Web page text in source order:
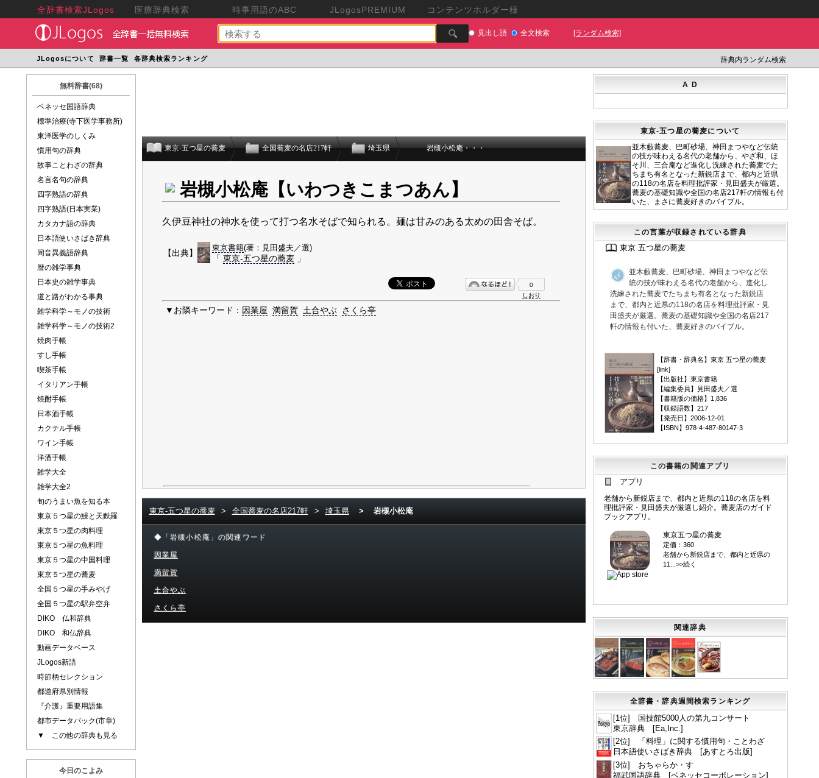
全辞書検索JLogos 医療辞典検索 時事用語のABC JLogosPREMIUM コンテンツホルダー様
見出し語 全文検索 [ランダム検索]
JLogosについて 辞書一覧 各辞典検索ランキング 辞典内ランダム検索
無料辞書(68)
ベネッセ国語辞典
標準治療(寺下医学事務所)
東洋医学のしくみ
慣用句の辞典
故事ことわざの辞典
名言名句の辞典
四字熟語の辞典
四字熟語(日本実業)
カタカナ語の辞典
日本語使いさばき辞典
同音異義語辞典
暦の雑学事典
日本史の雑学事典
道と路がわかる事典
雑学科学～モノの技術
雑学科学～モノの技術2
焼肉手帳
すし手帳
喫茶手帳
イタリアン手帳
焼酎手帳
日本酒手帳
カクテル手帳
ワイン手帳
洋酒手帳
雑学大全
雑学大全2
旬のうまい魚を知る本
東京５つ星の鰻と天麩羅
東京５つ星の肉料理
東京５つ星の魚料理
東京５つ星の中国料理
東京５つ星の蕎麦
全国５つ星の手みやげ
全国５つ星の駅弁空弁
DIKO 仏和辞典
DIKO 和仏辞典
動画データベース
JLogos新語
時節柄セレクション
都道府県別情報
『介護』重要用語集
都市データパック(市章)
▼ この他の辞典も見る
今日のこよみ
東京-五つ星の蕎麦 全国蕎麦の名店217軒 埼玉県 岩槻小松庵・・・
岩槻小松庵【いわつきこまつあん】
久伊豆神社の神水を使って打つ名水そばで知られる。麺は甘みのある太めの田舎そば。
【出典】
東京書籍(著：見田盛夫／選)
「 東京-五つ星の蕎麦」
0
しおり
▼お隣キーワード： 因業屋 満留賀 土合やぶ さくら亭
東京-五つ星の蕎麦 > 全国蕎麦の名店217軒 > 埼玉県 > 岩槻小松庵
◆「岩槻小松庵」の関連ワード
因業屋
満留賀
土合やぶ
さくら亭
A D
東京-五つ星の蕎麦について
並木藪蕎麦、巴町砂場、神田まつやなど伝統
の技が味わえる名代の老舗から、やざ和、ほ
そ川、三合庵など進化し洗練された蕎麦でた
ちまち有名となった新鋭店まで、都内と近県
の118の名店を料理批評家・見田盛夫が厳選。
蕎麦の基礎知識や全国の名店217軒の情報も付
いた、まさに蕎麦好きのバイブル。
この言葉が収録されている辞典
東京 五つ星の蕎麦
並木藪蕎麦、巴町砂場、神田まつやなど伝
統の技が味わえる名代の老舗から、進化し
洗練された蕎麦でたちまち有名となった新鋭店
まで、都内と近県の118の名店を料理批評家・見
田盛夫が厳選。蕎麦の基礎知識や全国の名店217
軒の情報も付いた、蕎麦好きのバイブル。
【辞書・辞典名】東京 五つ星の蕎麦
[link]
【出版社】東京書籍
【編集委員】見田盛夫／選
【書籍版の価格】1,836
【収録語数】217
【発売日】2006-12-01
【ISBN】978-4-487-80147-3
この書籍の関連アプリ
アプリ
老舗から新鋭店まで、都内と近県の118の名店を料
理批評家・見田盛夫が厳選し紹介。蕎麦店のガイド
ブックアプリ。
東京五つ星の蕎麦
定価：360
老舗から新鋭店まで、都内と近県の
11...>>続く
関連辞典
全辞書・辞典週間検索ランキング
[1位] 国技館5000人の第九コンサート
東京辞典 [Ea,Inc.]
[2位] 「料理」に関する慣用句・ことわざ
日本語使いさばき辞典 [あすとろ出版]
[3位] おちゃらか・す
福武国語辞典 [ベネッセコーポレーション]